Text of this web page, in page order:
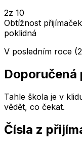
2z 10
Obtížnost přijímaček
poklidná
V posledním roce
Doporučená
Tahle škola je v
vědět, co čekat.
Čísla z